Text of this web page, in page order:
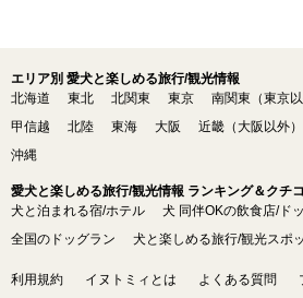
エリア別 愛犬と楽しめる旅行/観光情報
北海道
東北 北関東 東京 南関東（東京以
甲信越
北陸 東海 大阪 近畿（大阪以外）
沖縄
愛犬と楽しめる旅行/観光情報 ランキング＆クチ
犬と泊まれる宿/ホテル
犬 同伴OKの飲食店/ド
全国のドッグラン
犬と楽しめる旅行/観光スポ
利用規約 イヌトミィとは よくある質問